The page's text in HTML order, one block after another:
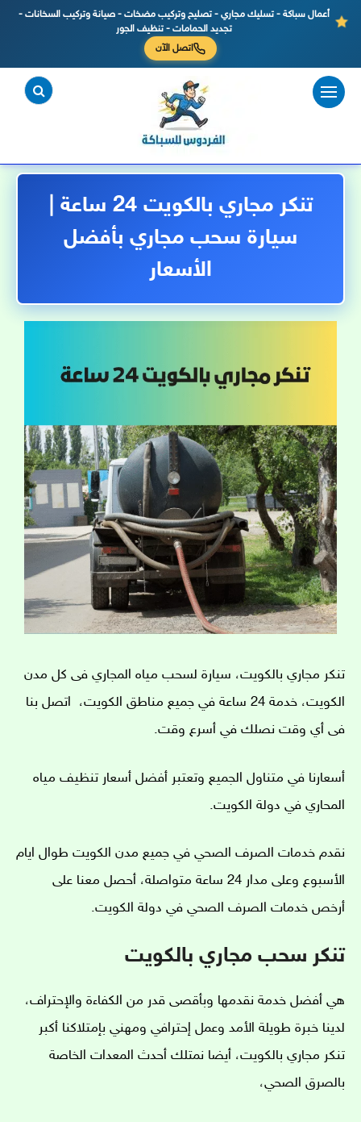
أعمال سباكة - تسليك مجاري - تصليح وتركيب مضخات - صيانة وتركيب السخانات -
تجديد الحمامات - تنظيف الجور
اتصل الآن
التجاوز
المحتوى
تنكر مجاري بالكويت 24 ساعة |
سيارة سحب مجاري بأفضل
الأسعار
تنكر مجاري بالكويت، سيارة لسحب مياه المجاري فى كل مدن
الكويت، خدمة 24 ساعة في جميع مناطق الكويت، اتصل بنا
فى أي وقت نصلك في أسرع وقت.
أسعارنا في متناول الجميع وتعتبر أفضل أسعار تنظيف مياه
المحاري في دولة الكويت.
نقدم خدمات الصرف الصحي في جميع مدن الكويت طوال ايام
الأسبوع وعلى مدار 24 ساعة متواصلة، أحصل معنا على
أرخص خدمات الصرف الصحي في دولة الكويت.
تنكر سحب مجاري بالكويت
هي أفضل خدمة نقدمها وبأقصى قدر من الكفاءة والإحتراف،
لدينا خبرة طويلة الأمد وعمل إحترافي ومهني بإمتلاكنا أكبر
تنكر مجاري بالكويت، أيضا نمتلك أحدث المعدات الخاصة
بالصرق الصحي،